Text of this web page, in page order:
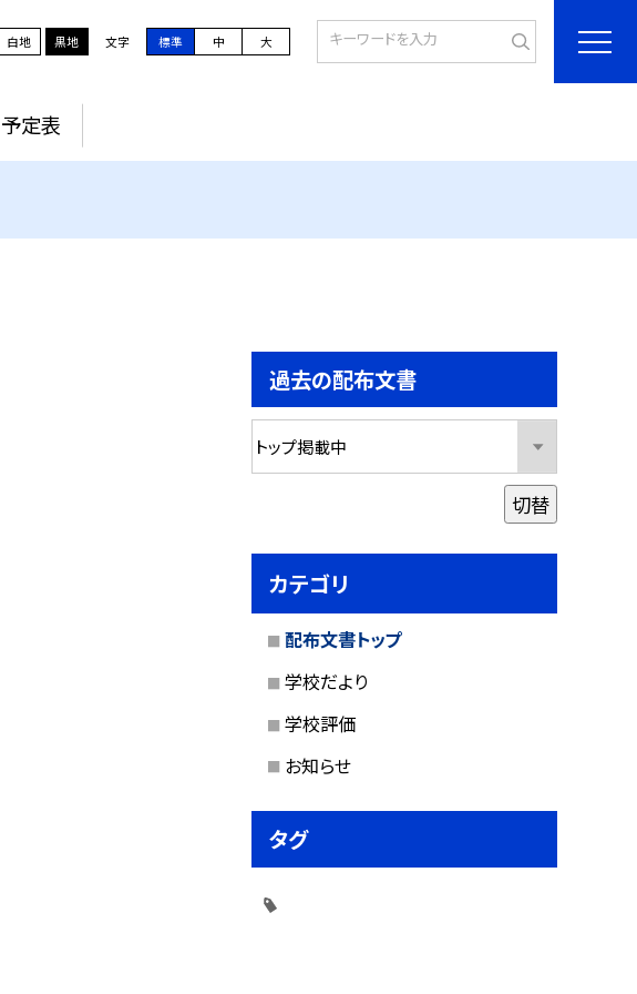
白地 黒地 文字 標準 中 大
予定表
過去の配布文書
切替
カテゴリ
配布文書トップ
学校だより
学校評価
お知らせ
タグ